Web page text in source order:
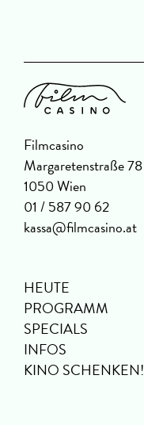
Filmcasino
Margaretenstraße 78
1050 Wien
01 / 587 90 62
kassa@filmcasino.at
HEUTE
PROGRAMM
SPECIALS
INFOS
KINO SCHENKEN!